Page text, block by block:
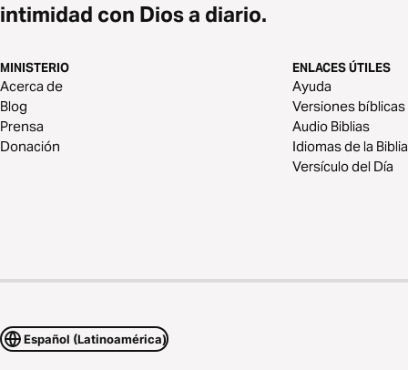
intimidad con Dios a diario.
MINISTERIO
Acerca de
Blog
Prensa
Donación
ENLACES ÚTILES
Ayuda
Versiones bíblicas
Audio Biblias
Idiomas de la Biblia
Versículo del Día
Español (Latinoamérica)